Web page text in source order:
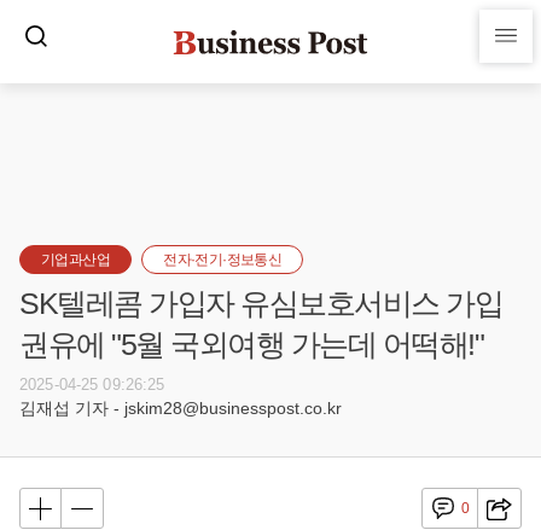
기업과산업 전자·전기·정보통신
SK텔레콤 가입자 유심보호서비스 가입
권유에 "5월 국외여행 가는데 어떡해!"
2025-04-25 09:26:25
김재섭 기자 - jskim28@businesspost.co.kr
0